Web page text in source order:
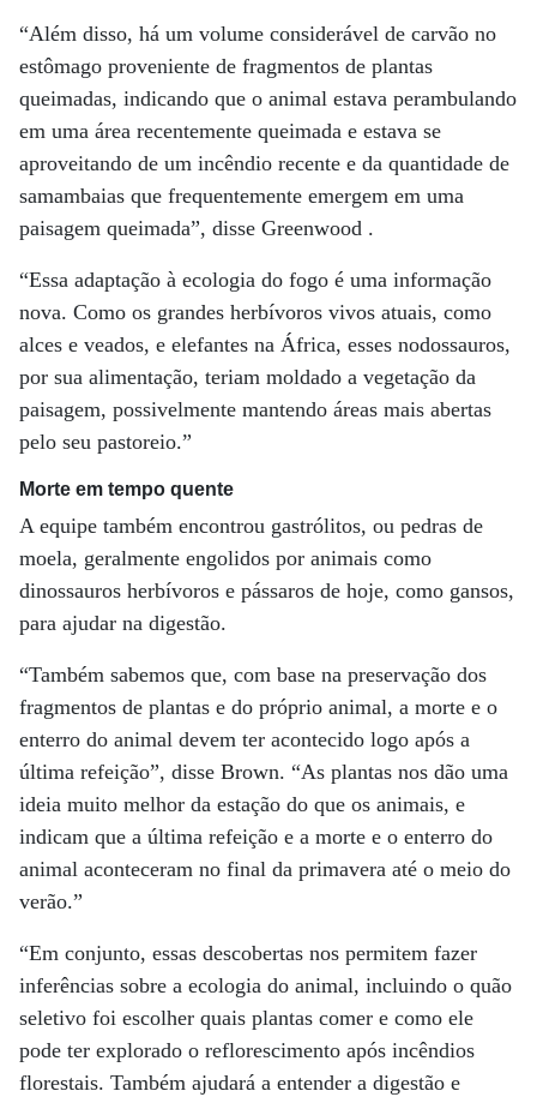
“Além disso, há um volume considerável de carvão no
estômago proveniente de fragmentos de plantas
queimadas, indicando que o animal estava perambulando
em uma área recentemente queimada e estava se
aproveitando de um incêndio recente e da quantidade de
samambaias que frequentemente emergem em uma
paisagem queimada”, disse Greenwood .
“Essa adaptação à ecologia do fogo é uma informação
nova. Como os grandes herbívoros vivos atuais, como
alces e veados, e elefantes na África, esses nodossauros,
por sua alimentação, teriam moldado a vegetação da
paisagem, possivelmente mantendo áreas mais abertas
pelo seu pastoreio.”
Morte em tempo quente
A equipe também encontrou gastrólitos, ou pedras de
moela, geralmente engolidos por animais como
dinossauros herbívoros e pássaros de hoje, como gansos,
para ajudar na digestão.
“Também sabemos que, com base na preservação dos
fragmentos de plantas e do próprio animal, a morte e o
enterro do animal devem ter acontecido logo após a
última refeição”, disse Brown. “As plantas nos dão uma
ideia muito melhor da estação do que os animais, e
indicam que a última refeição e a morte e o enterro do
animal aconteceram no final da primavera até o meio do
verão.”
“Em conjunto, essas descobertas nos permitem fazer
inferências sobre a ecologia do animal, incluindo o quão
seletivo foi escolher quais plantas comer e como ele
pode ter explorado o reflorescimento após incêndios
florestais. Também ajudará a entender a digestão e